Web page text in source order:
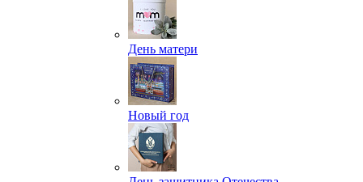
День матери
Новый год